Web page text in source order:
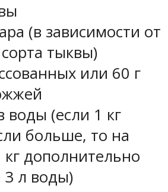
(в зависимости от
тыквы)
или 60 г
воды (если 1 кг
больше, то на
дополнительно
3 л воды)